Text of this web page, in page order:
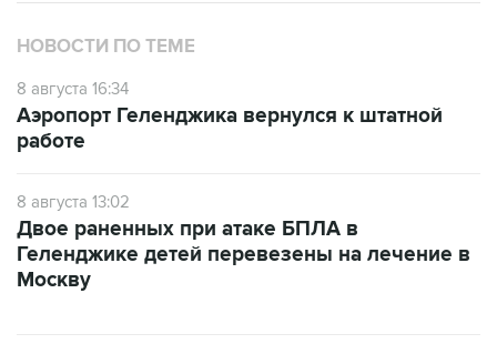
НОВОСТИ ПО ТЕМЕ
8 августа 16:34
Аэропорт Геленджика вернулся к штатной
работе
8 августа 13:02
Двое раненных при атаке БПЛА в
Геленджике детей перевезены на лечение в
Москву